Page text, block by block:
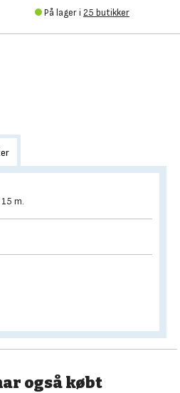
På lager i 25 butikker
m.
også købt